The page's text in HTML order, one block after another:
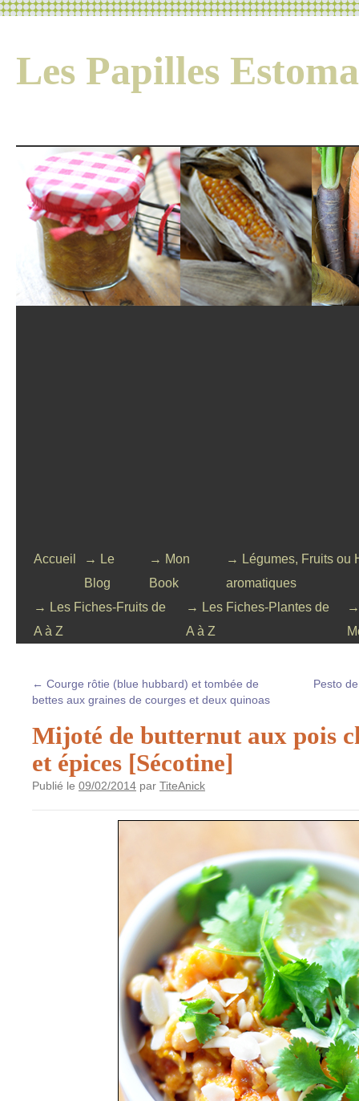
Les Papilles
Accueil
→ Le
Blog
→ Mon
Book
→ Légumes, Fruits ou
aromatiques
→ Les Fiches-Fruits de
A à Z
→ Les Fiches-Plantes de
A à Z
→
← Courge rôtie (blue hubbard) et tombée de
bettes aux graines de courges et deux quinoas
Pesto
Mijoté de butternut aux pois
et épices [Sécotine]
Publié le 09/02/2014 par TiteAnick